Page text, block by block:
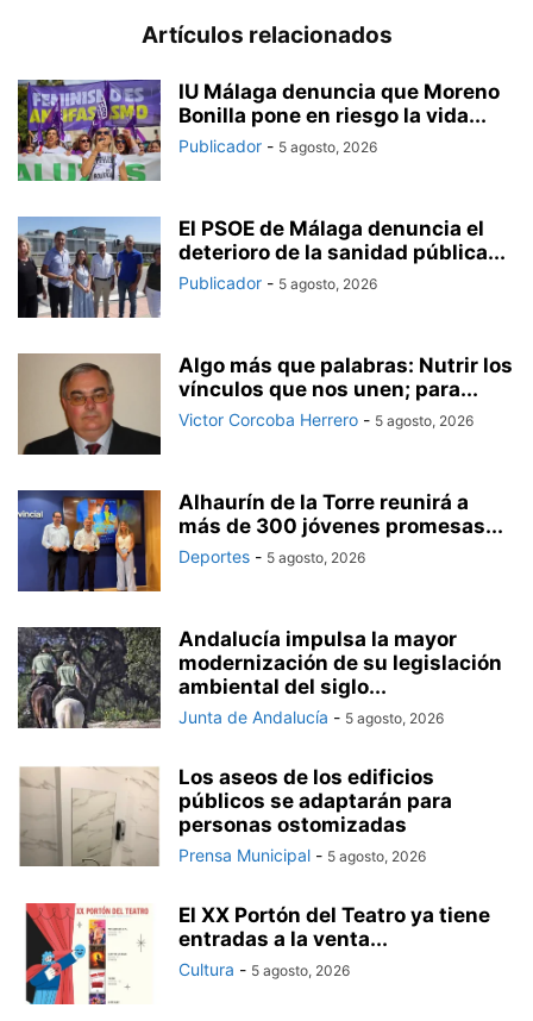
Artículos relacionados
IU Málaga denuncia que Moreno
Bonilla pone en riesgo la vida...
Publicador - 5 agosto, 2026
El PSOE de Málaga denuncia el
deterioro de la sanidad pública...
Publicador - 5 agosto, 2026
Algo más que palabras: Nutrir los
vínculos que nos unen; para...
Victor Corcoba Herrero - 5 agosto, 2026
Alhaurín de la Torre reunirá a
más de 300 jóvenes promesas...
Deportes - 5 agosto, 2026
Andalucía impulsa la mayor
modernización de su legislación
ambiental del siglo...
Junta de Andalucía - 5 agosto, 2026
Los aseos de los edificios
públicos se adaptarán para
personas ostomizadas
Prensa Municipal - 5 agosto, 2026
El XX Portón del Teatro ya tiene
entradas a la venta...
Cultura - 5 agosto, 2026